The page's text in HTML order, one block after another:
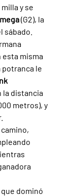
y se
(G2), la
sábado.
esta misma
potranca le
la distancia
metros), y
dominó